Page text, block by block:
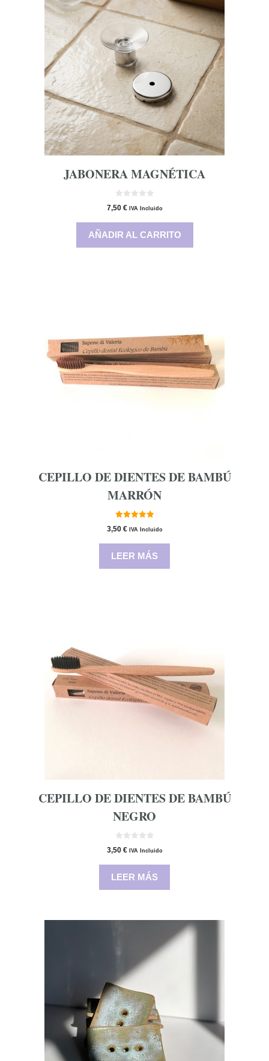
JABONERA MAGNÉTICA
0
d
7,50 € IVA Incluido
AÑADIR AL CARRITO
CEPILLO DE DIENTES DE BAMBÚ
MARRÓN
de 5
3,50 € IVA Incluido
LEER MÁS
CEPILLO DE DIENTES DE BAMBÚ
NEGRO
0
d
3,50 € IVA Incluido
LEER MÁS